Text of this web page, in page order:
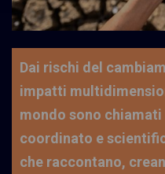
Dai rischi del
impatti
mondo sono
coordinato e
che raccontano,